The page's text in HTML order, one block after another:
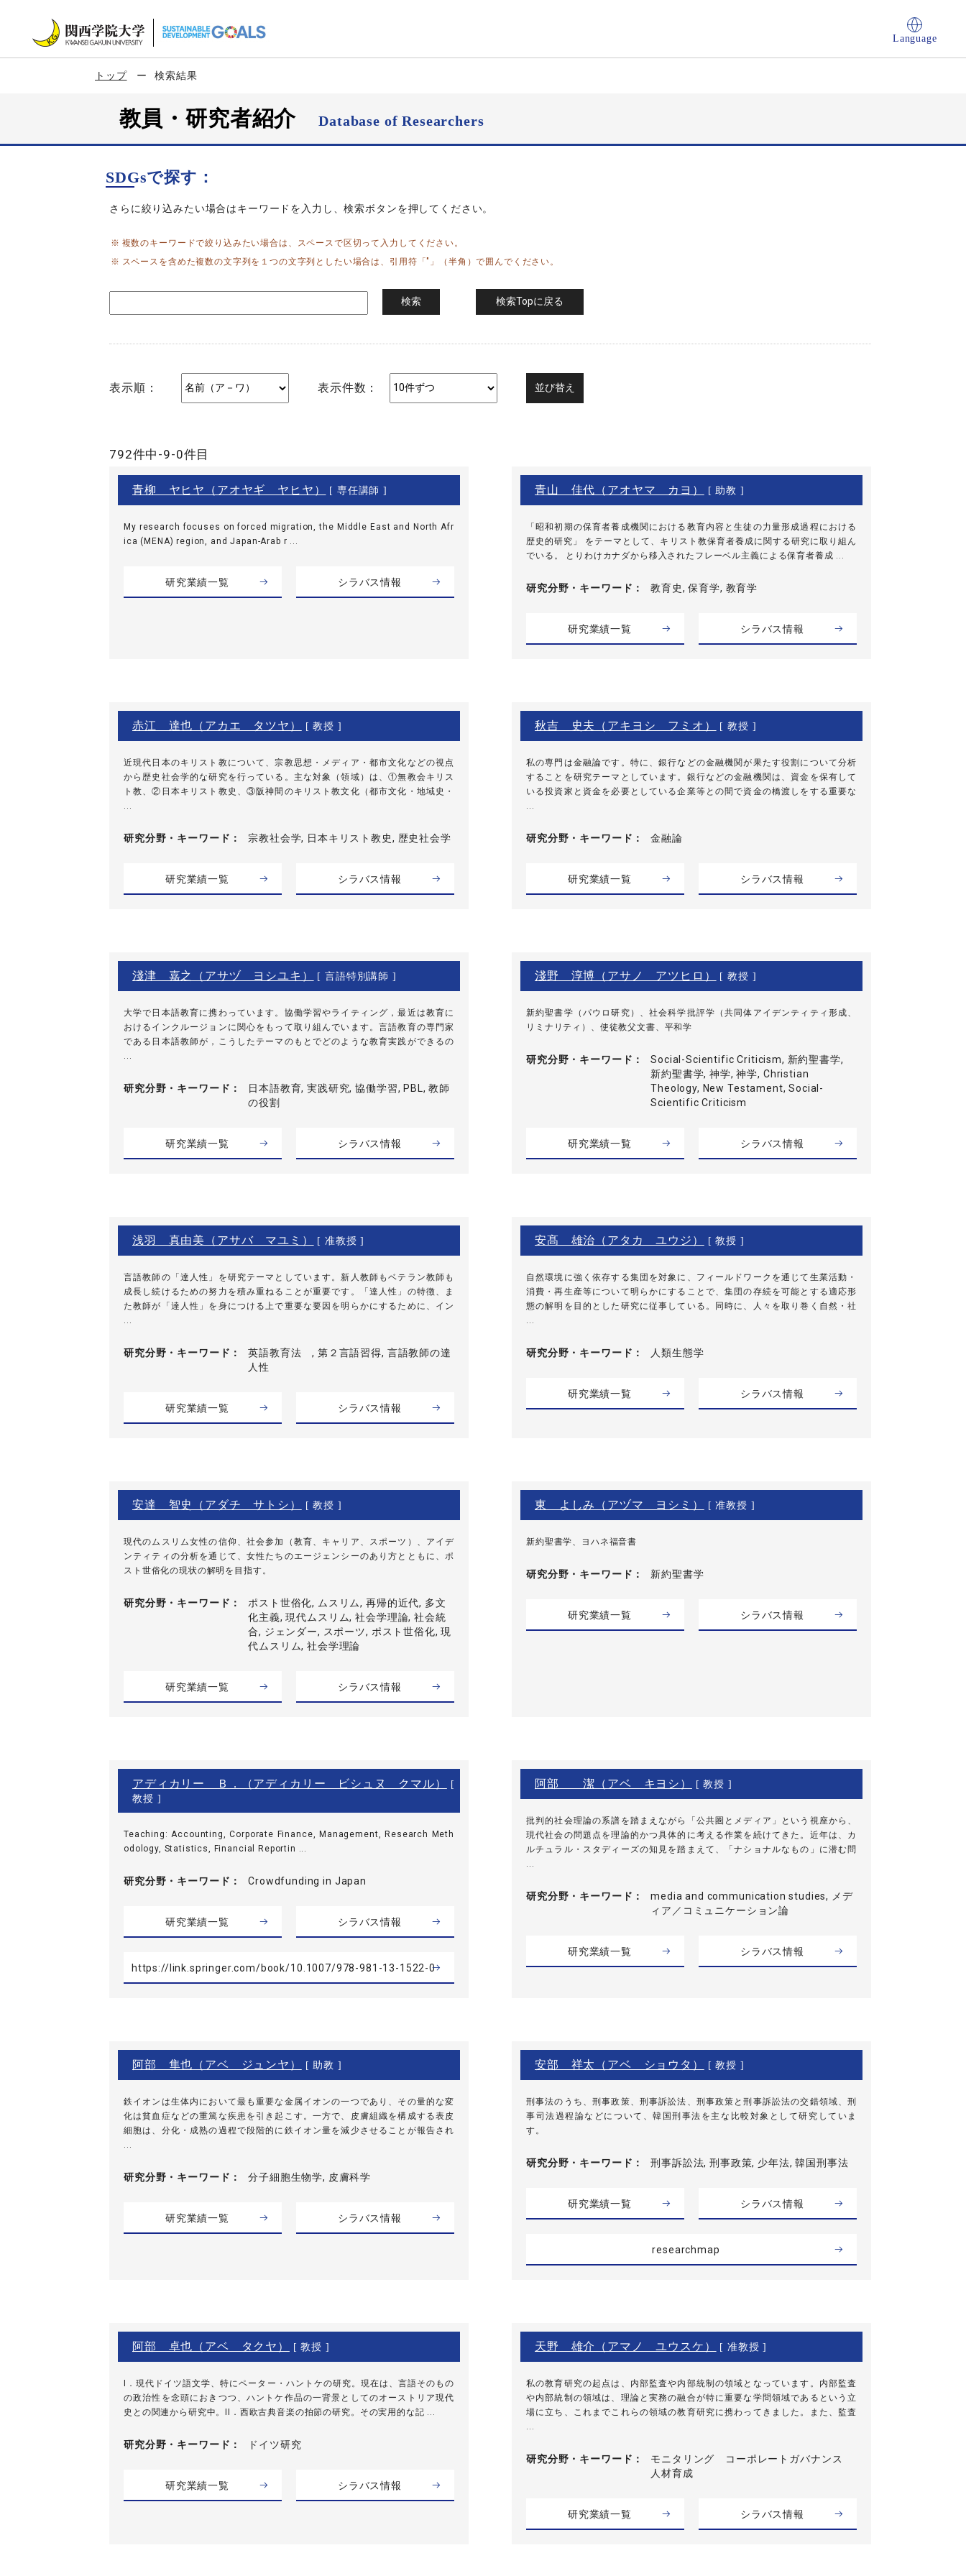
Language
トップ 検索結果
教員・研究者紹介Database of Researchers
SDGsで探す：
さらに絞り込みたい場合はキーワードを入力し、検索ボタンを押してください。
複数のキーワードで絞り込みたい場合は、スペースで区切って入力してください。
スペースを含めた複数の文字列を１つの文字列としたい場合は、引用符「"」（半角）で囲んでください。
表示順： 表示件数：
792件中-9-0件目
青柳 ヤヒヤ（アオヤギ ヤヒヤ） [ 専任講師 ]
My research focuses on forced migration, the Middle East and North Afr
ica (MENA) region, and Japan-Arab r ...
研究業績一覧 シラバス情報
青山 佳代（アオヤマ カヨ） [ 助教 ]
「昭和初期の保育者養成機関における教育内容と生徒の力量形成過程における
歴史的研究」 をテーマとして、キリスト教保育者養成に関する研究に取り組ん
でいる。 とりわけカナダから移入されたフレーベル主義による保育者養成 ...
研究分野・ キーワード 教育史, 保育学, 教育学
研究業績一覧 シラバス情報
赤江 達也（アカエ タツヤ） [ 教授 ]
近現代日本のキリスト教について、宗教思想・メディア・都市文化などの視点
から歴史社会学的な研究を行っている。主な対象（領域）は、①無教会キリス
ト教、②日本キリスト教史、③阪神間のキリスト教文化（都市文化・地域史・
研究分野・ キーワード 宗教社会学, 日本キリスト教史, 歴史社会学
研究業績一覧 シラバス情報
秋吉 史夫（アキヨシ フミオ） [ 教授 ]
私の専門は金融論です。特に、銀行などの金融機関が果たす役割について分析
することを研究テーマとしています。銀行などの金融機関は、資金を保有して
いる投資家と資金を必要としている企業等との間で資金の橋渡しをする重要な
研究分野・ キーワード 金融論
研究業績一覧 シラバス情報
淺津 嘉之（アサヅ ヨシユキ） [ 言語特別講師 ]
大学で日本語教育に携わっています。協働学習やライティング，最近は教育に
おけるインクルージョンに関心をもって取り組んでいます。言語教育の専門家
である日本語教師が，こうしたテーマのもとでどのような教育実践ができるの
研究分野・ キーワード
日本語教育, 実践研究, 協働学習, PBL, 教師
の役割
研究業績一覧 シラバス情報
淺野 淳博（アサノ アツヒロ） [ 教授 ]
新約聖書学（パウロ研究）、社会科学批評学（共同体アイデンティティ形成、
リミナリティ）、使徒教父文書、平和学
研究分野・ キーワード
Social-Scientific Criticism, 新約聖書学,
新約聖書学, 神学, 神学, Christian
Theology, New Testament, Social-
Scientific Criticism
研究業績一覧 シラバス情報
浅羽 真由美（アサバ マユミ） [ 准教授 ]
言語教師の「達人性」を研究テーマとしています。新人教師もベテラン教師も
成長し続けるための努力を積み重ねることが重要です。「達人性」の特徴、ま
た教師が「達人性」を身につける上で重要な要因を明らかにするために、イン
研究分野・ キーワード
英語教育法 , 第２言語習得, 言語教師の達
人性
研究業績一覧 シラバス情報
安髙 雄治（アタカ ユウジ） [ 教授 ]
自然環境に強く依存する集団を対象に、フィールドワークを通じて生業活動・
消費・再生産等について明らかにすることで、集団の存続を可能とする適応形
態の解明を目的とした研究に従事している。同時に、人々を取り巻く自然・社
研究分野・ キーワード 人類生態学
研究業績一覧 シラバス情報
安達 智史（アダチ サトシ） [ 教授 ]
現代のムスリム女性の信仰、社会参加（教育、キャリア、スポーツ）、アイデ
ンティティの分析を通じて、女性たちのエージェンシーのあり方とともに、ポ
スト世俗化の現状の解明を目指す。
研究分野・ キーワード
ポスト世俗化, ムスリム, 再帰的近代, 多文
化主義, 現代ムスリム, 社会学理論, 社会統
合, ジェンダー, スポーツ, ポスト世俗化, 現
代ムスリム, 社会学理論
研究業績一覧 シラバス情報
東 よしみ（アヅマ ヨシミ） [ 准教授 ]
新約聖書学、ヨハネ福音書
研究分野・ キーワード 新約聖書学
研究業績一覧 シラバス情報
アディカリー Ｂ．（アディカリー ビシュヌ クマル）
[
教授 ]
Teaching: Accounting, Corporate Finance, Management, Research Meth
odology, Statistics, Financial Reportin ...
研究分野・ キーワード Crowdfunding in Japan
研究業績一覧 シラバス情報
https://link.springer.com/book/10.1007/978-981-13-1522-0
阿部 潔（アベ キヨシ） [ 教授 ]
批判的社会理論の系譜を踏まえながら「公共圏とメディア」という視座から、
現代社会の問題点を理論的かつ具体的に考える作業を続けてきた。近年は、カ
ルチュラル・スタディーズの知見を踏まえて、「ナショナルなもの」に潜む問
研究分野・ キーワード
media and communication studies, メデ
ィア／コミュニケーション論
研究業績一覧 シラバス情報
阿部 隼也（アベ ジュンヤ） [ 助教 ]
鉄イオンは生体内において最も重要な金属イオンの一つであり、その量的な変
化は貧血症などの重篤な疾患を引き起こす。一方で、皮膚組織を構成する表皮
細胞は、分化・成熟の過程で段階的に鉄イオン量を減少させることが報告され
研究分野・ キーワード 分子細胞生物学, 皮膚科学
研究業績一覧 シラバス情報
安部 祥太（アベ ショウタ） [ 教授 ]
刑事法のうち、刑事政策、刑事訴訟法、刑事政策と刑事訴訟法の交錯領域、刑
事司法過程論などについて、韓国刑事法を主な比較対象として研究していま
す。
研究分野・ キーワード 刑事訴訟法, 刑事政策, 少年法, 韓国刑事法
研究業績一覧 シラバス情報
researchmap
阿部 卓也（アベ タクヤ） [ 教授 ]
I．現代ドイツ語文学、特にペーター・ハントケの研究。現在は、言語そのもの
の政治性を念頭におきつつ、ハントケ作品の一背景としてのオーストリア現代
史との関連から研究中。II．西欧古典音楽の拍節の研究。その実用的な記 ...
研究分野・ キーワード ドイツ研究
研究業績一覧 シラバス情報
天野 雄介（アマノ ユウスケ） [ 准教授 ]
私の教育研究の起点は、内部監査や内部統制の領域となっています。内部監査
や内部統制の領域は、理論と実務の融合が特に重要な学問領域であるという立
場に立ち、これまでこれらの領域の教育研究に携わってきました。また、監査
研究分野・ キーワード
モニタリング コーポレートガバナンス
人材育成
研究業績一覧 シラバス情報